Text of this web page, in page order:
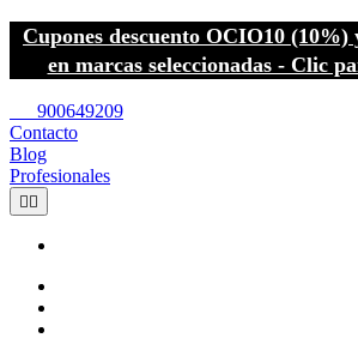
Cupones descuento OCIO10
en marcas seleccionadas - Clic
900649209
Contacto
Blog
Profesionales
 